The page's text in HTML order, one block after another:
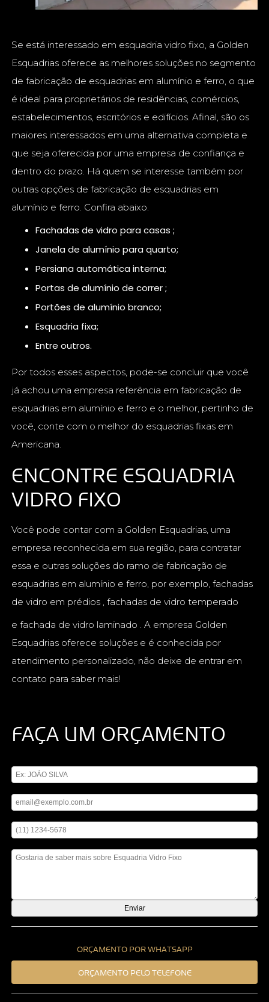
Se está interessado em esquadria vidro fixo, a Golden
Esquadrias oferece as melhores soluções no segmento
de fabricação de esquadrias em alumínio e ferro, o que
é ideal para proprietários de residências, comércios,
estabelecimentos, escritórios e edifícios. Afinal, são os
maiores interessados em uma alternativa completa e
que seja oferecida por uma empresa de confiança e
dentro do prazo. Há quem se interesse também por
outras opções de fabricação de esquadrias em
alumínio e ferro. Confira abaixo.
fachadas de vidro para casas ;
janela de alumínio para quarto;
persiana automática interna;
portas de alumínio de correr ;
portões de alumínio branco;
esquadria fixa;
entre outros.
Por todos esses aspectos, pode-se concluir que você
já achou uma empresa referência em fabricação de
esquadrias em alumínio e ferro e o melhor, pertinho de
você, conte com o melhor do esquadrias fixas em
Americana.
ENCONTRE ESQUADRIA
VIDRO FIXO
Você pode contar com a Golden Esquadrias, uma
empresa reconhecida em sua região, para contratar
essa e outras soluções do ramo de fabricação de
esquadrias em alumínio e ferro, por exemplo, fachadas
de vidro em prédios , fachadas de vidro temperado
e fachada de vidro laminado . A empresa Golden
Esquadrias oferece soluções e é conhecida por
atendimento personalizado, não deixe de entrar em
contato para saber mais!
FAÇA UM ORÇAMENTO
ORÇAMENTO POR WHATSAPP
ORÇAMENTO PELO TELEFONE